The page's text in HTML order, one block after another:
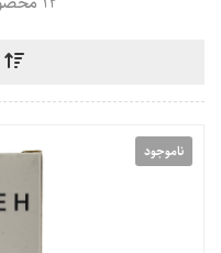
ناموجود